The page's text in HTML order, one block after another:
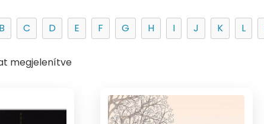
B C D E F G H I J K L
megjelenítve